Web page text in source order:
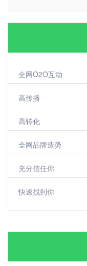
全网O2O互动
高传播
高转化
全网品牌造势
充分信任你
快速找到你